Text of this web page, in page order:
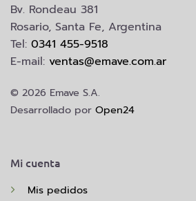
Mi cuenta
Mis pedidos
Bv. Rondeau 381
Rosario, Santa Fe, Argentina
Tel: 0341 455-9518
E-mail: ventas@emave.com.ar
© 2026 Emave S.A.
Desarrollado por Open24